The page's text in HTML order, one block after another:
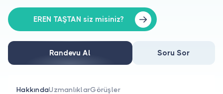
Doktorlar için
Doktor musunuz?
EREN TAŞTAN siz misiniz?
Randevu Al Soru Sor
HakkındaUzmanlıklarGörüşler